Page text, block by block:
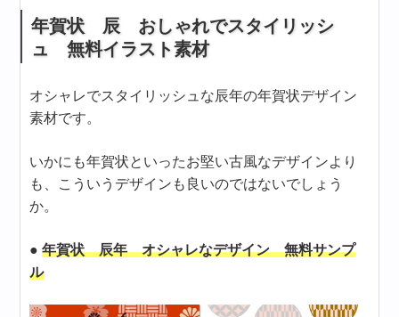
年賀状 辰 おしゃれでスタイリッシ
ュ 無料イラスト素材
オシャレでスタイリッシュな辰年の年賀状デザイン
素材です。
いかにも年賀状といったお堅い古風なデザインより
も、こういうデザインも良いのではないでしょう
か。
●年賀状 辰年 オシャレなデザイン 無料サンプ
ル